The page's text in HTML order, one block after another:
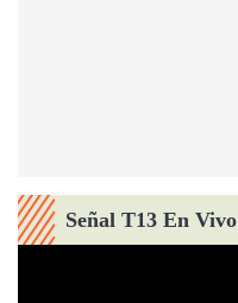
Señal T13 En Vivo